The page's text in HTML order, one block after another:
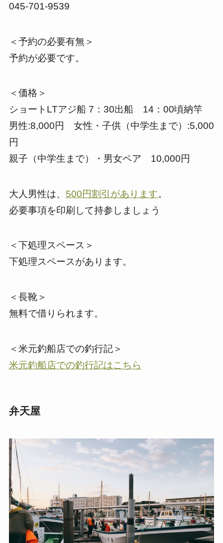
045-701-9539
＜予約の必要有無＞
予約が必要です。
＜価格＞
ショートLTアジ船 7：30出船 14：00頃納竿
男性:8,000円 女性・子供（中学生まで）:5,000
円
親子（中学生まで）・男女ペア 10,000円
大人男性は、 500円割引があります。
必要事項を印刷して持参しましょう
＜下処理スペース＞
下処理スペースがあります。
＜長靴＞
無料で借りられます。
＜米元釣船店での釣行記＞
米元釣船店での釣行記はこちら
弁天屋